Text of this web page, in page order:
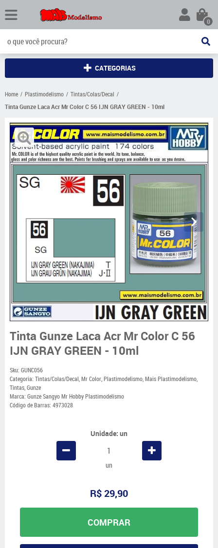
0
CATEGORIAS
Home Plastimodelismo
Tintas/Colas/Decal
Tinta Gunze Laca Acr Mr Color C 56 IJN GRAY GREEN - 10ml
Tinta Gunze Laca Acr Mr Color C 56
IJN GRAY GREEN - 10ml
Sku: GUNC056
Categoria: Tintas/Colas/Decal,Mr Color,Plastimodelismo,Mais Plastimodelismo,
Tintas,Gunze
Marca: Gunze Sangyo Mr Hobby Plastimodelismo
Código de Barras: 4973028
Unidade: un
un
R$ 29,90
COMPRAR